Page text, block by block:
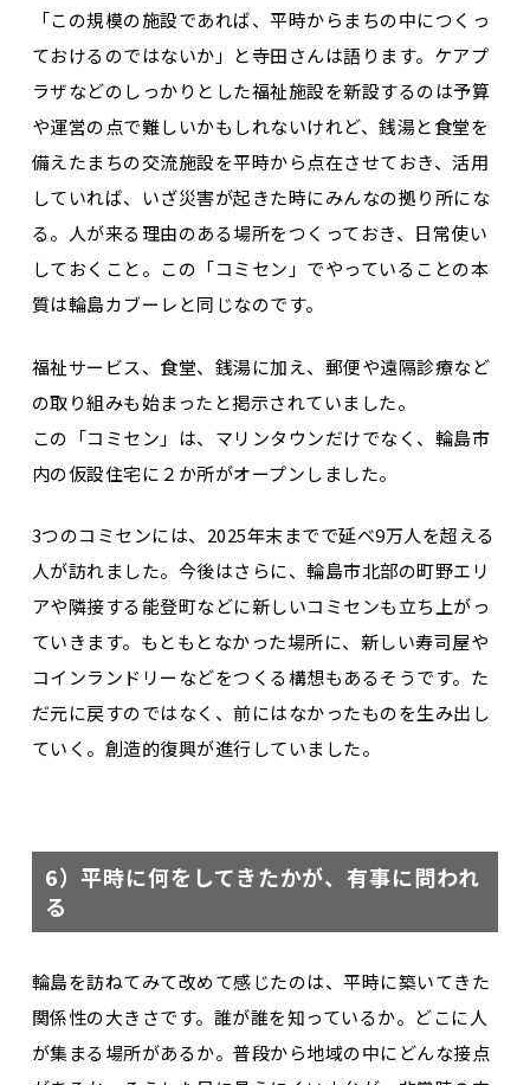
「この規模の施設であれば、平時からまちの中につくっ
ておけるのではないか」と寺田さんは語ります。ケアプ
ラザなどのしっかりとした福祉施設を新設するのは予算
や運営の点で難しいかもしれないけれど、銭湯と食堂を
備えたまちの交流施設を平時から点在させておき、活用
していれば、いざ災害が起きた時にみんなの拠り所にな
る。人が来る理由のある場所をつくっておき、日常使い
しておくこと。この「コミセン」でやっていることの本
質は輪島カブーレと同じなのです。
福祉サービス、食堂、銭湯に加え、郵便や遠隔診療など
の取り組みも始まったと掲示されていました。
この「コミセン」は、マリンタウンだけでなく、輪島市
内の仮設住宅に２か所がオープンしました。
3つのコミセンには、2025年末までで延べ9万人を超える
人が訪れました。今後はさらに、輪島市北部の町野エリ
アや隣接する能登町などに新しいコミセンも立ち上がっ
ていきます。もともとなかった場所に、新しい寿司屋や
コインランドリーなどをつくる構想もあるそうです。た
だ元に戻すのではなく、前にはなかったものを生み出し
ていく。創造的復興が進行していました。
6）平時に何をしてきたかが、有事に問われ
る
輪島を訪ねてみて改めて感じたのは、平時に築いてきた
関係性の大きさです。誰が誰を知っているか。どこに人
が集まる場所があるか。普段から地域の中にどんな接点